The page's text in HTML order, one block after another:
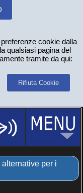
cookie dalla
qualsiasi pagina del
tramite da qui:
Rifiuta Cookie
per i